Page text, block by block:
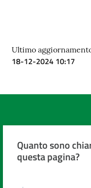
Ultimo
18-12-2024 10:17
Quanto sono
questa pagina?